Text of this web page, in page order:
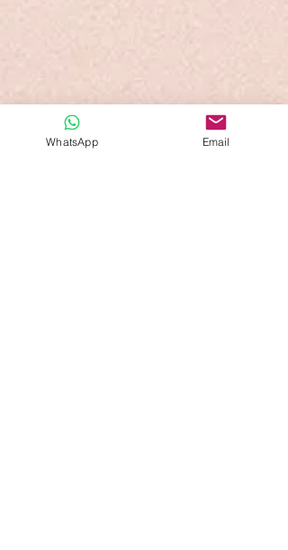
WhatsApp Email